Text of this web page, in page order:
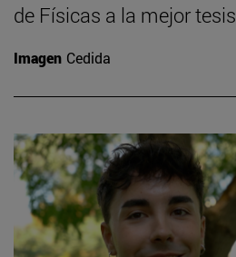
de Físicas a la mejor tesis
Imagen Cedida